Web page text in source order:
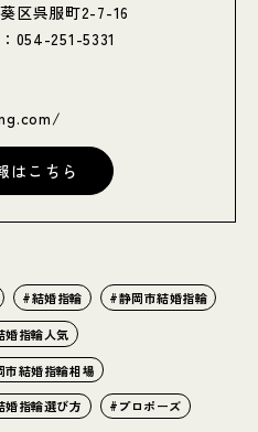
区呉服町2-7-16
054-251-5331
はこちら
結婚指輪 静岡市結婚指輪
婚指輪人気
市結婚指輪相場
婚指輪選び方 プロポーズ